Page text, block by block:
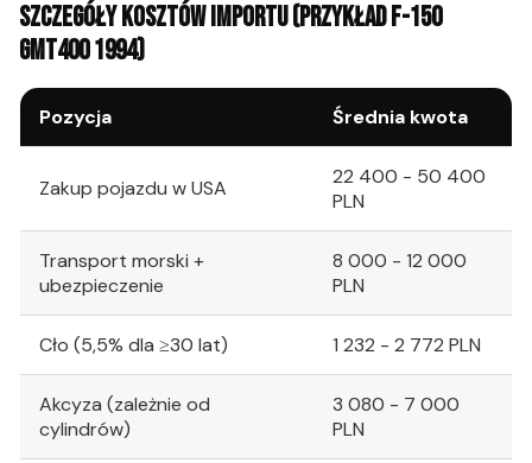
SZCZEGÓŁY KOSZTÓW IMPORTU (PRZYKŁAD F-150
GMT400 1994)
Pozycja Średnia kwota
Zakup pojazdu w USA
22 400 - 50 400
PLN
Transport morski +
ubezpieczenie
8 000 - 12 000
PLN
Cło (5,5% dla ≥30 lat) 1 232 - 2 772 PLN
Akcyza (zależnie od
cylindrów)
3 080 - 7 000
PLN